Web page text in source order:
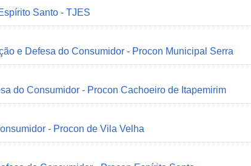
Santo - TJES
e Defesa do Consumidor - Procon Municipal Serra
do Consumidor - Procon Cachoeiro de Itapemirim
- Procon de Vila Velha